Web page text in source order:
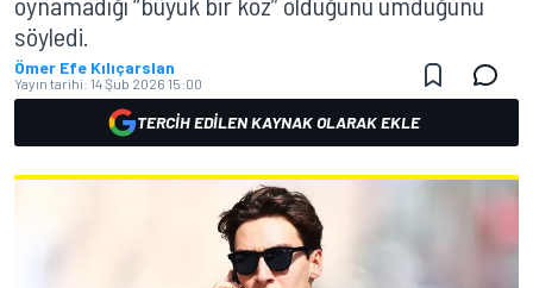
söyledi.
Ömer Efe Kılıçarslan
Yayın tarihi: 14 Şub 2026 15:00
TERCIH EDILEN KAYNAK OLARAK EKLE